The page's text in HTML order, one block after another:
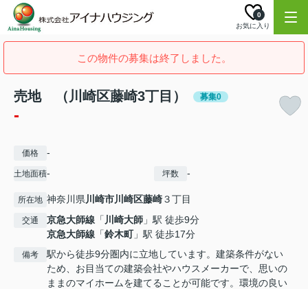
お気に入り
0
この物件の募集は終了しました。
売地 （川崎区藤崎3丁目） 募集0
-
価格 -
土地面積- 坪数 -
所在地 神奈川県川崎市川崎区藤崎３丁目
交通 京急大師線 「 川崎大師 」駅 徒歩9分
京急大師線 「鈴木町」駅 徒歩17分
備考
駅から徒歩9分圏内に立地しています。建築条件がない
ため、お目当ての建築会社やハウスメーカーで、思いの
ままのマイホームを建てることが可能です。環境の良い